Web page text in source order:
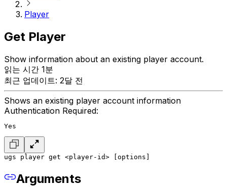
Player
Get Player
Show information about an existing player account.
읽는 시간 1분
최근 업데이트: 2달 전
Shows an existing player account information
Authentication Required:
Yes
ugs player get <player-id> [options]
Arguments